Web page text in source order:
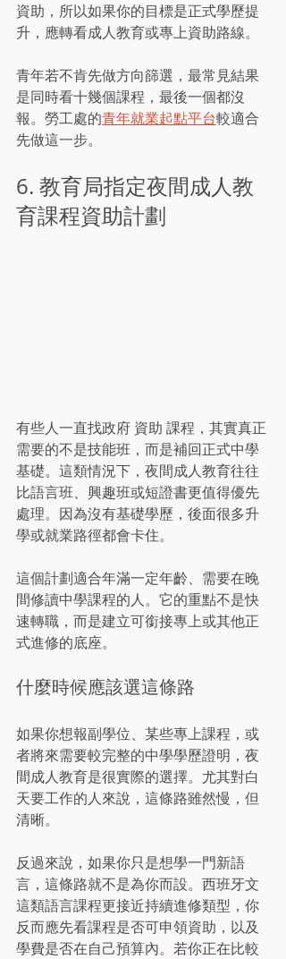
資助，所以如果你的目標是正式學歷提
升，應轉看成人教育或專上資助路線。
青年若不肯先做方向篩選，最常見結果
是同時看十幾個課程，最後一個都沒
報。勞工處的青年就業起點平台較適合
先做這一步。
6. 教育局指定夜間成人教
育課程資助計劃
有些人一直找政府 資助 課程，其實真正
需要的不是技能班，而是補回正式中學
基礎。這類情況下，夜間成人教育往往
比語言班、興趣班或短證書更值得優先
處理。因為沒有基礎學歷，後面很多升
學或就業路徑都會卡住。
這個計劃適合年滿一定年齡、需要在晚
間修讀中學課程的人。它的重點不是快
速轉職，而是建立可銜接專上或其他正
式進修的底座。
什麼時候應該選這條路
如果你想報副學位、某些專上課程，或
者將來需要較完整的中學學歷證明，夜
間成人教育是很實際的選擇。尤其對白
天要工作的人來說，這條路雖然慢，但
清晰。
反過來說，如果你只是想學一門新語
言，這條路就不是為你而設。西班牙文
這類語言課程更接近持續進修類型，你
反而應先看課程是否可申領資助，以及
學費是否在自己預算內。若你正在比較